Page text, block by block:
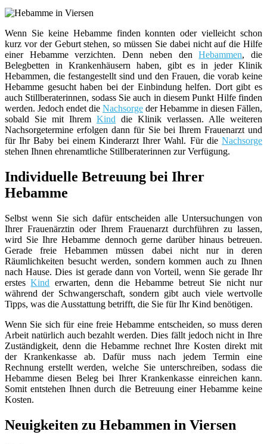
Wenn Sie keine Hebamme finden konnten oder vielleicht schon
kurz vor der Geburt stehen, so müssen Sie dabei nicht auf die Hilfe
einer Hebamme verzichten. Denn neben denHebammen, die
Belegbetten in Krankenhäusern haben, gibt es in jeder Klinik
Hebammen, die festangestellt sind und den Frauen, die vorab keine
Hebamme gesucht haben bei der Einbindung helfen. Dort gibt es
auch Stillberaterinnen, sodass Sie auch in diesem Punkt Hilfe finden
werden. Jedoch endet die Nachsorge der Hebamme in diesen Fällen,
sobald Sie mit Ihrem Kind die Klinik verlassen. Alle weiteren
Nachsorgetermine erfolgen dann für Sie bei Ihrem Frauenarzt und
für Ihr Baby bei einem Kinderarzt Ihrer Wahl. Für die Nachsorge
stehen Ihnen ehrenamtliche Stillberaterinnen zur Verfügung.
Individuelle Betreuung bei Ihrer
Hebamme
Selbst wenn Sie sich dafür entscheiden alle Untersuchungen von
Ihrer Frauenärztin oder Ihrem Frauenarzt durchführen zu lassen,
wird Sie Ihre Hebamme dennoch gerne darüber hinaus betreuen.
Gerade freie Hebammen müssen dabei nicht nur in deren
Räumlichkeiten besucht werden, sondern kommen auch zu Ihnen
nach Hause. Dies ist gerade dann von Vorteil, wenn Sie gerade Ihr
erstesKind erwarten, denn die Hebamme betreut Sie nicht nur
während der Schwangerschaft, sondern gibt auch viele wertvolle
Tipps, was die Ausstattung betrifft, die Sie für Ihr Kind benötigen.
Wenn Sie sich für eine freie Hebamme entscheiden, so muss deren
Arbeit natürlich auch bezahlt werden. Dies fällt jedoch nicht in Ihre
Zuständigkeit, denn die Hebamme rechnet Ihre Kosten direkt mit
der Krankenkasse ab. Dafür muss nach jedem Termin eine
Rechnung erstellt werden, welche Sie unterschreiben, sodass die
Hebamme diesen Beleg bei Ihrer Krankenkasse einreichen kann.
Somit entstehen Ihnen durch die Betreuung einer Hebamme keine
Kosten.
Neuigkeiten zu Hebammen in Viersen